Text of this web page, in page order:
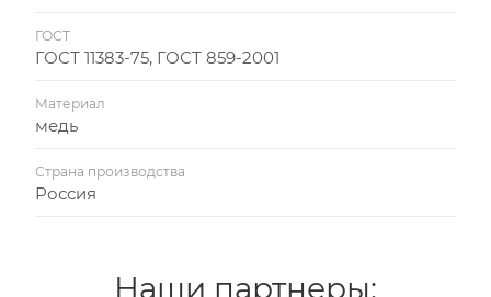
ГОСТ
ГОСТ 11383-75, ГОСТ 859-2001
Материал
медь
Страна производства
Россия
Наши партнеры: